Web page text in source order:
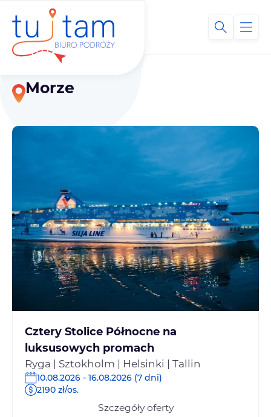
Morze
Cztery Stolice Północne na
luksusowych promach
Ryga | Sztokholm | Helsinki | Tallin
10.08.2026 - 16.08.2026 (7 dni)
2190 zł/os.
Szczegóły oferty